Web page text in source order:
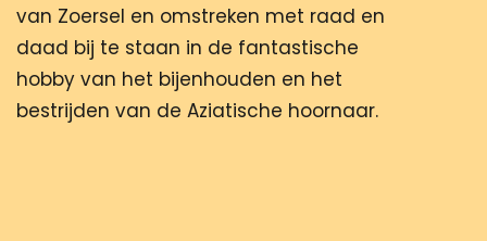
van Zoersel en omstreken met raad en
daad bij te staan in de fantastische
hobby van het bijenhouden en het
bestrijden van de Aziatische hoornaar.